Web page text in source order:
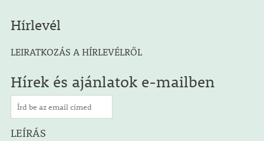
Hírlevél
LEIRATKOZÁS A HÍRLEVÉLRŐL
Hírek és ajánlatok e-mailben
LEÍRÁS